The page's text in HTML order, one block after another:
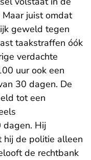
Maar juist omdat
geweld tegen
taakstraffen óók
verdachte
uur ook een
30 dagen. De
tot een
dagen. Hij
hij de politie alleen
de rechtbank